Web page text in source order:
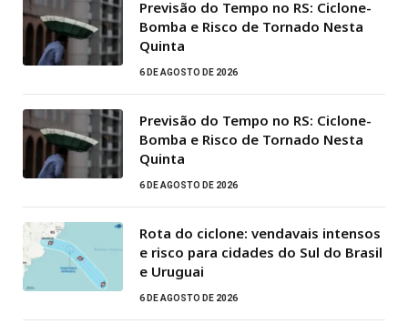
Previsão do Tempo no RS: Ciclone-
Bomba e Risco de Tornado Nesta
Quinta
6 DE AGOSTO DE 2026
Previsão do Tempo no RS: Ciclone-
Bomba e Risco de Tornado Nesta
Quinta
6 DE AGOSTO DE 2026
Rota do ciclone: vendavais intensos
e risco para cidades do Sul do Brasil
e Uruguai
6 DE AGOSTO DE 2026